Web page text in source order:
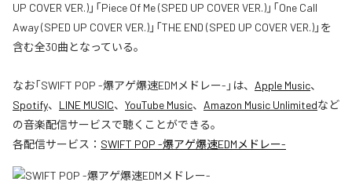
UP COVER VER.)」「Piece Of Me (SPED UP COVER VER.)」「One Call
Away (SPED UP COVER VER.)」「THE END (SPED UP COVER VER.)」を
含む全30曲となっている。
なお「SWIFT POP -爆アゲ爆速EDMメドレー- 」は、 Apple Music、
Spotify、 LINE MUSIC、 YouTube Music、 Amazon Music Unlimitedなど
の音楽配信サービスで聴くことができる。
各配信サービス： SWIFT POP -爆アゲ爆速EDMメドレー-